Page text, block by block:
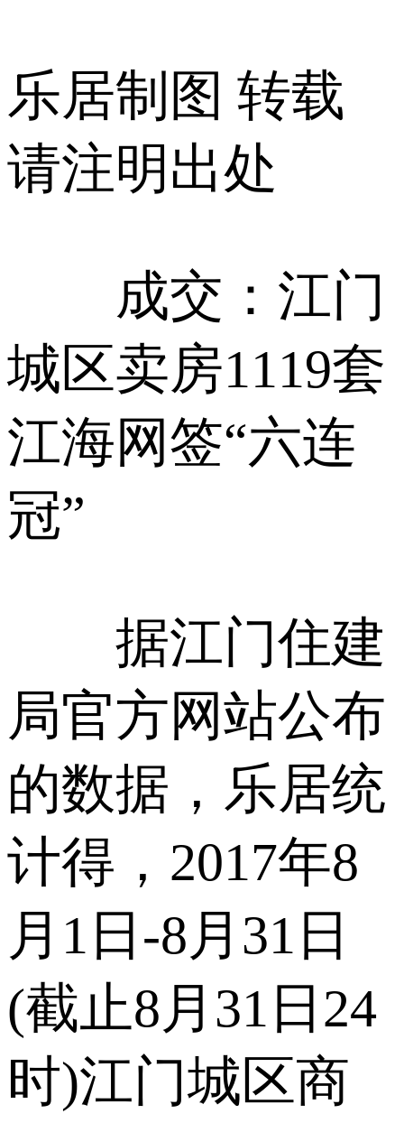
乐居制图 转载
请注明出处
成交：江门
城区卖房1119套
江海网签“六连
冠”
据江门住建
局官方网站公布
的数据，乐居统
计得，2017年8
月1日-8月31日
(截止8月31日24
时)江门城区商